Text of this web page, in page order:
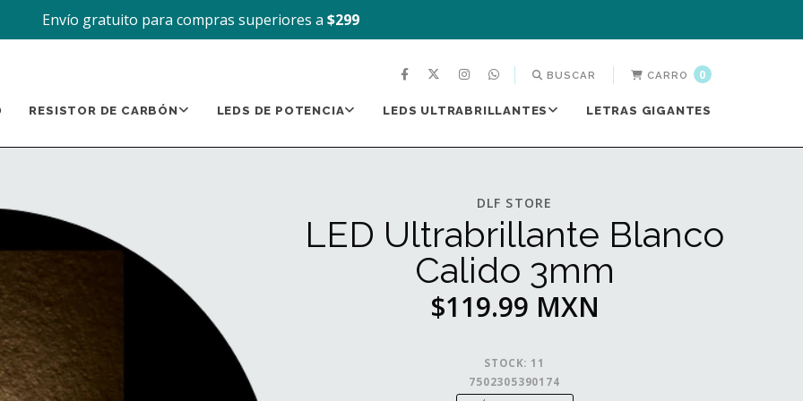
Envío gratuito para compras superiores a $299
BUSCAR CARRO 0
RESISTOR DE CARBÓN LEDS DE POTENCIA LEDS ULTRABRILLANTES LETRAS GIGANTES
DLF STORE
LED Ultrabrillante Blanco
Calido 3mm
$119.99 MXN
STOCK: 11
7502305390174